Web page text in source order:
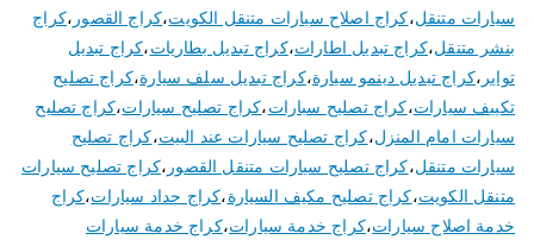
سيارات متنقل،كراج اصلاح سيارات متنقل الكويت،كراج القصور ،كراج
بنشر متنقل،كراج تبديل اطارات،كراج تبديل بطاريات،كراج تبديل
تواير ،كراج تبديل دينمو سيارة،كراج تبديل سلف سيارة،كراج تصليح
تكييف سيارات،كراج تصليح سبارات،كراج تصليح سيارات،كراج تصليح
سيارات امام المنزل،كراج تصليح سيارات عند البيت،كراج تصليح
سيارات متنقل،كراج تصليح سيارات متنقل القصور ،كراج تصليح سيارات
متنقل الكويت،كراج تصليح مكيف السيارة،كراج حداد سيارات،كراج
خدمة اصلاح سيارات،كراج خدمة سيارات،كراج خدمة سيارات